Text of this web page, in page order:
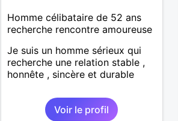
Homme célibataire de 52 ans
recherche rencontre amoureuse
Je suis un homme sérieux qui
recherche une relation stable ,
honnête , sincère et durable
Voir le profil